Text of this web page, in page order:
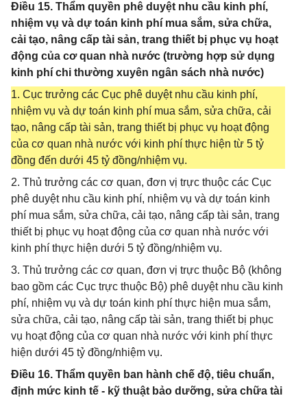
Điều 15. Thẩm quyền phê duyệt nhu cầu kinh phí,
nhiệm vụ và dự toán kinh phí mua sắm, sửa chữa,
cải tạo, nâng cấp tài sản, trang thiết bị phục vụ hoạt
động của cơ quan nhà nước (trường hợp sử dụng
kinh phí chi thường xuyên ngân sách nhà nước)
1. Cục trưởng các Cục phê duyệt nhu cầu kinh phí,
nhiệm vụ và dự toán kinh phí mua sắm, sửa chữa, cải
tạo, nâng cấp tài sản, trang thiết bị phục vụ hoạt động
của cơ quan nhà nước với kinh phí thực hiện từ 5 tỷ
đồng đến dưới 45 tỷ đồng/nhiệm vụ.
2. Thủ trưởng các cơ quan, đơn vị trực thuộc các Cục
phê duyệt nhu cầu kinh phí, nhiệm vụ và dự toán kinh
phí mua sắm, sửa chữa, cải tạo, nâng cấp tài sản, trang
thiết bị phục vụ hoạt động của cơ quan nhà nước với
kinh phí thực hiện dưới 5 tỷ đồng/nhiệm vụ.
3. Thủ trưởng các cơ quan, đơn vị trực thuộc Bộ (không
bao gồm các Cục trực thuộc Bộ) phê duyệt nhu cầu kinh
phí, nhiệm vụ và dự toán kinh phí thực hiện mua sắm,
sửa chữa, cải tạo, nâng cấp tài sản, trang thiết bị phục
vụ hoạt động của cơ quan nhà nước với kinh phí thực
hiện dưới 45 tỷ đồng/nhiệm vụ.
Điều 16. Thẩm quyền ban hành chế độ, tiêu chuẩn,
định mức kinh tế - kỹ thuật bảo dưỡng, sửa chữa tài